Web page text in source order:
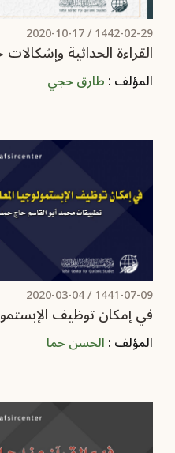
1442-02-29 /
2020-10-17
القراءة الحداثية
المؤلف :طارق حجي
1441-07-09 /
2020-03-04
في إمكان توظيف
المؤلف :الحسن حما